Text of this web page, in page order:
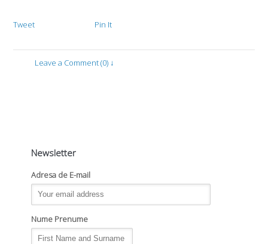
Tweet Pin It
Leave a Comment (0) ↓
Newsletter
Adresa de E-mail
Nume Prenume